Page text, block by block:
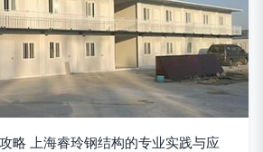
略 上海睿玲钢结构的专业实践与应